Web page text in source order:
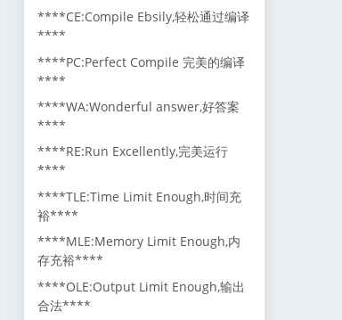
****CE:Compile Ebsily,轻松通过编译
****
****PC:Perfect Compile 完美的编译
****
****WA:Wonderful answer,好答案
****
****RE:Run Excellently,完美运行
****
****TLE:Time Limit Enough,时间充
裕****
****MLE:Memory Limit Enough,内
存充裕****
****OLE:Output Limit Enough,输出
合法****